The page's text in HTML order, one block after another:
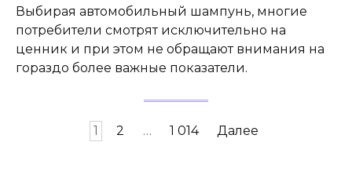
Выбирая автомобильный шампунь, многие
потребители смотрят исключительно на
ценник и при этом не обращают внимания на
гораздо более важные показатели.
1 2 … 1 014 Далее